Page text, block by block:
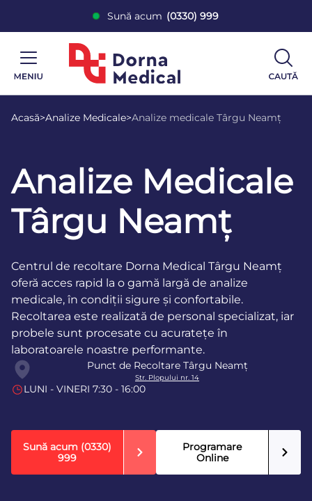
Sună acum (0330) 999
Acasă>Analize Medicale>Analize medicale Târgu Neamț
Analize Medicale
Târgu Neamț
Centrul de recoltare Dorna Medical Târgu Neamț
oferă acces rapid la o gamă largă de analize
medicale, în condiții sigure și confortabile.
Recoltarea este realizată de personal specializat, iar
probele sunt procesate cu acuratețe în
laboratoarele noastre performante.
Punct de Recoltare Târgu Neamț
Str. Plopului nr. 14
LUNI - VINERI 7:30 - 16:00
Sună acum (0330)
999
Programare
Online